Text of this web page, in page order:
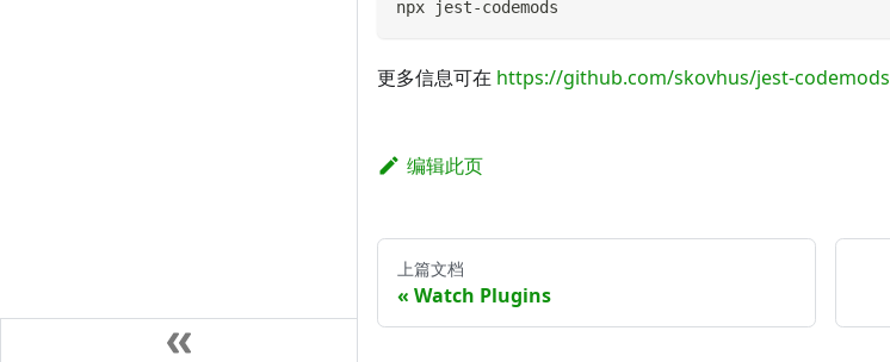
npx jest-codemods
更多信息可在 https://github.com/skovhus/jest-codemods
编辑此页
上篇文档
Watch Plugins